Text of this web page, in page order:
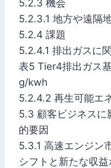
5.2.3 機会
5.2.3.1 地方や遠隔
5.2.4 課題
5.2.4.1 排出ガスに
表5 Tier4排出ガス
g/kwh
5.2.4.2 再生可能エ
5.3 顧客ビジネスに
的要因
5.3.1 高速エンジン
シフトと新たな収益